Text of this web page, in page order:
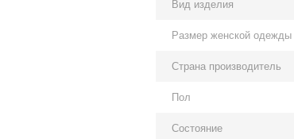
Вид изделия
Размер женской одежды
Страна производитель
Пол
Состояние